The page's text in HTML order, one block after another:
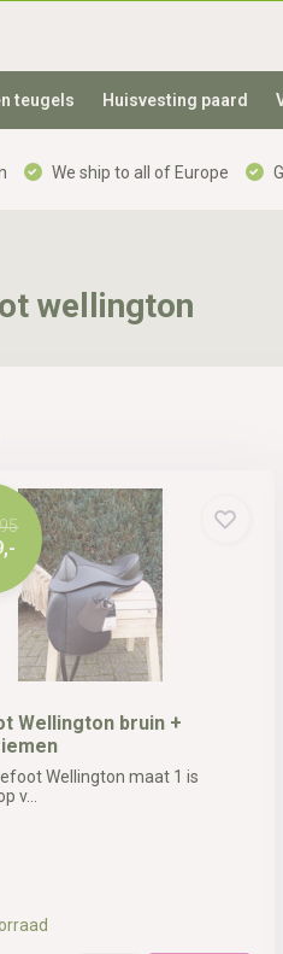
teugels Huisvesting paard
We ship to all of Europe
wellington
Wellington bruin +
Wellington maat 1 is
v...